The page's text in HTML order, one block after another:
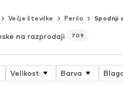
Večje številke Perilo Spodnji
na razprodaji 709
Velikost Barva